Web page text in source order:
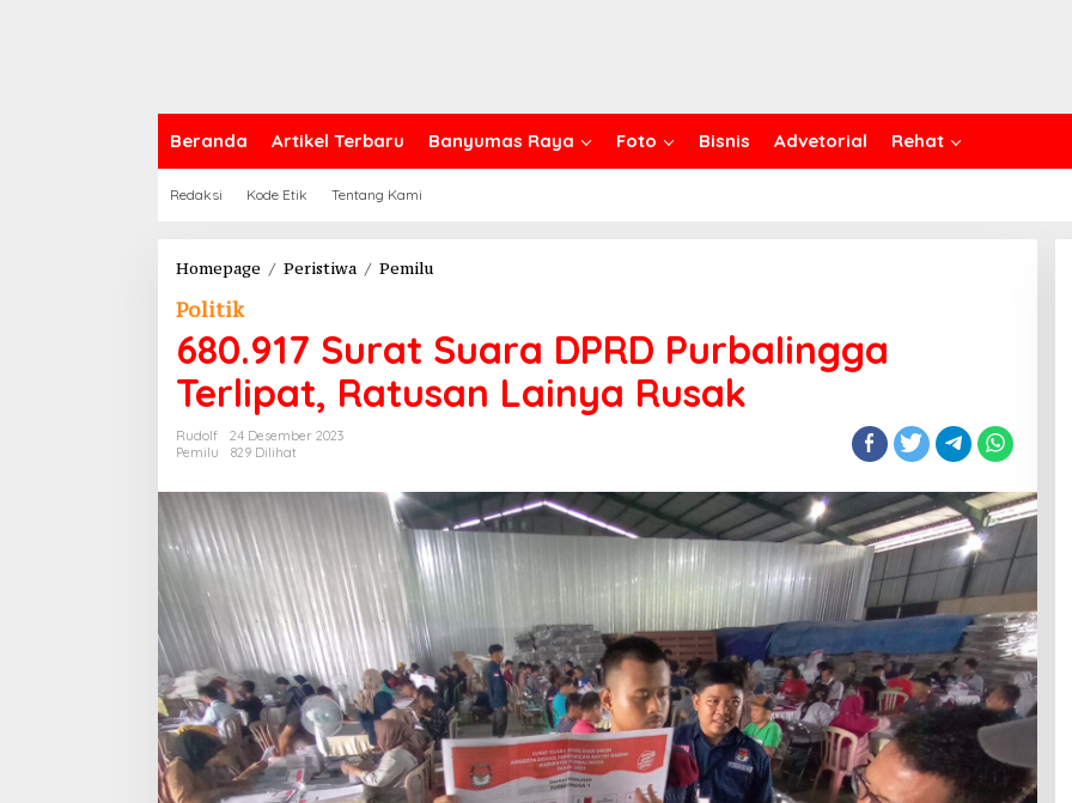
Beranda Artikel Terbaru Banyumas Raya Foto Bisnis Advetorial Rehat
Redaksi Kode Etik Tentang Kami
Homepage / Peristiwa / Pemilu680.917
DPRD
PurbaIingga
Terlipat,
Ratusan
Politik
680.917 Surat Suara DPRD PurbaIingga
Terlipat, Ratusan Lainya Rusak
Rudolf
24 Desember 2023
Pemilu
829 Dilihat